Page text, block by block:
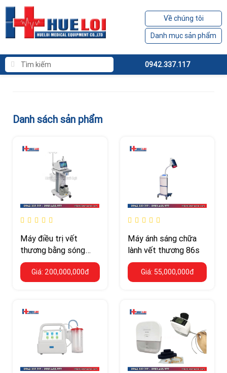
Về chúng tôi
Danh mục sản phẩm
0942.337.117
Danh sách sản phẩm
Máy điều trị vết
thương bằng sóng
siêu âm CareMaster
Giá: 200,000,000đ
Máy ánh sáng chữa
lành vết thương 86s
Giá: 55,000,000đ